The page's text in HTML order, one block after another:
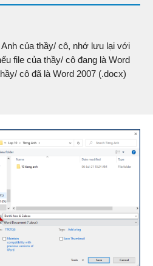
Anh của thầy/ cô, nhớ lưu lại với
file của thầy/ cô đang là Word
cô đã là Word 2007 (.docx)